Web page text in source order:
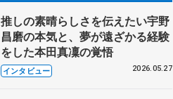
推しの素晴らしさを伝えたい宇野
昌磨の本気と、夢が遠ざかる経験
をした本田真凜の覚悟
インタビュー 2026.05.27